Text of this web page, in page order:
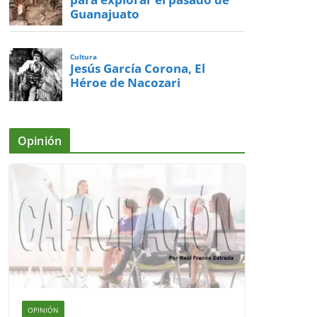
Guanajuato
Cultura
Jesús García Corona, El
Héroe de Nacozari
Opinión
OPINIÓN